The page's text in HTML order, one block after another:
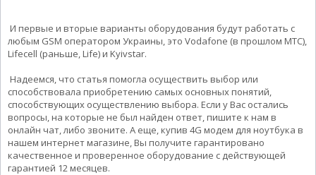
И первые и вторые варианты оборудования будут работать с
любым GSM оператором Украины, это Vodafone (в прошлом МТС),
Lifecell (раньше, Life) и Kyivstar.
Надеемся, что статья помогла осуществить выбор или
способствовала приобретению самых основных понятий,
способствующих осуществлению выбора. Если у Вас остались
вопросы, на которые не был найден ответ, пишите к нам в
онлайн чат, либо звоните. А еще, купив 4G модем для ноутбука в
нашем интернет магазине, Вы получите гарантировано
качественное и проверенное оборудование с действующей
гарантией 12 месяцев.